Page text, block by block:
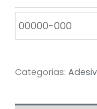
Categorias: